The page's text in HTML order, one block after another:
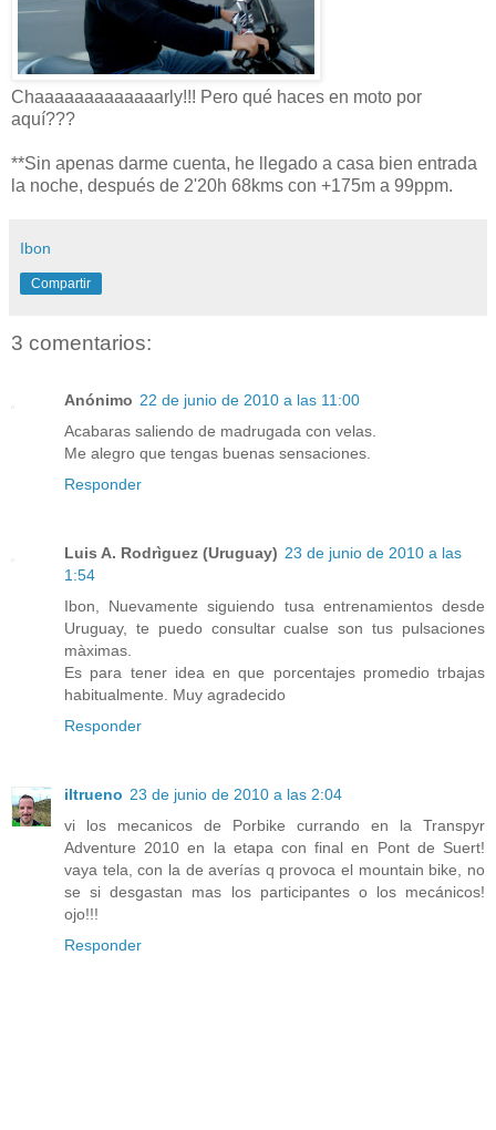
Chaaaaaaaaaaaaarly!!! Pero qué haces en moto por
aquí???
**Sin apenas darme cuenta, he llegado a casa bien entrada
la noche, después de 2'20h 68kms con +175m a 99ppm.
Ibon
Compartir
3 comentarios:
Anónimo 22 de junio de 2010 a las 11:00
Acabaras saliendo de madrugada con velas.
Me alegro que tengas buenas sensaciones.
Responder
Luis A. Rodrìguez (Uruguay) 23 de junio de 2010 a las
1:54
Ibon, Nuevamente siguiendo tusa entrenamientos desde
Uruguay, te puedo consultar cualse son tus pulsaciones
màximas.
Es para tener idea en que porcentajes promedio trbajas
habitualmente. Muy agradecido
Responder
iltrueno 23 de junio de 2010 a las 2:04
vi los mecanicos de Porbike currando en la Transpyr
Adventure 2010 en la etapa con final en Pont de Suert!
vaya tela, con la de averías q provoca el mountain bike, no
se si desgastan mas los participantes o los mecánicos!
ojo!!!
Responder